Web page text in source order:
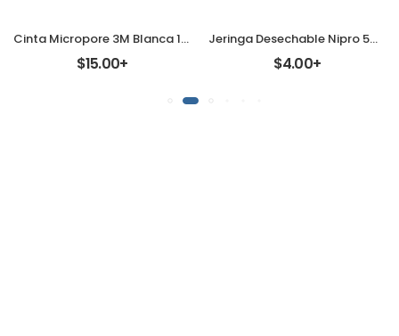
Cinta Micropore 3M Blanca 1530 Pieza
$15.00+
Jeringa Desechable Nipro 5ml. [Pieza]
$4.00+